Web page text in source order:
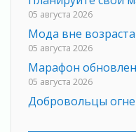
05 августа 2026
Мода вне
05 августа 2026
Марафон
05 августа 2026
Добровольцы